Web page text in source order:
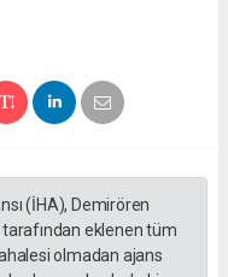
(İHA), Demirören
tarafından eklenen tüm
olmadan ajans